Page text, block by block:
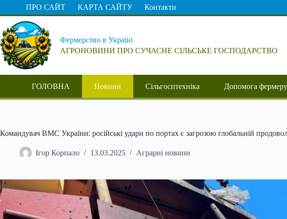
Перейти
вмісту
ПРО САЙТ КАРТА САЙТУ Контакти
Фермерство в Україні
АГРОНОВИНИ ПРО СУЧАСНЕ СІЛЬСЬКЕ ГОСПОДАРСТВО
ГОЛОВНА Новини Сільгосптехніка Допомога фермеру
Командувач ВМС України: російські удари по портах є загрозою глобальній
Ігор Корпало 13.03.2025 Аграрні новини